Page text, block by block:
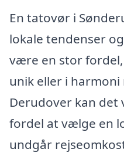
En tatovør i
lokale tendenser
være en stor
unik eller i
Derudover kan
fordel at vælge en
undgår